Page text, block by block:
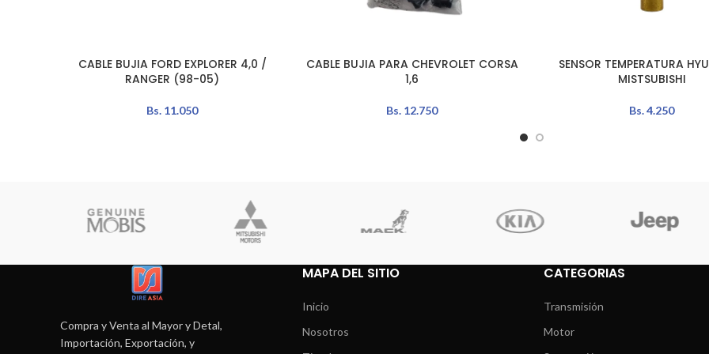
AÑADIR AL CARRITO
CABLE BUJIA FORD EXPLORER 4,0 /
RANGER (98-05)
Bs. 11.050
LEER MÁS
CABLE BUJIA PARA CHEVROLET CORSA
1,6
Bs. 12.750
AÑADIR AL CARRITO
SENSOR TEMPERATURA
MISTSUBISHI
Bs.4.250
Compra y Venta al Mayor y Detal,
Importación, Exportación, y
MAPA DEL SITIO
Inicio
Nosotros
CATEGORIAS
Transmisión
Motor